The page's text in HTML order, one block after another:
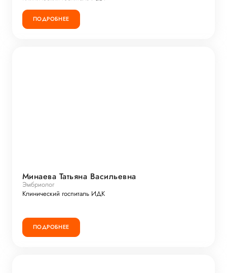
ПОДРОБНЕЕ
Минаева Татьяна Васильевна
Эмбриолог
Клинический госпиталь ИДК
ПОДРОБНЕЕ